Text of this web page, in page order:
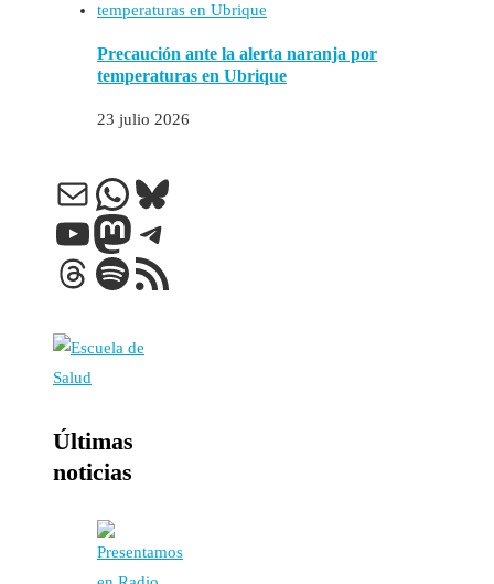
Precaución ante la alerta naranja por
temperaturas en Ubrique
23 julio 2026
Correo electrónico
WhatsApp
Bluesky
YouTube
Mastodon
Telegram
Threads
Spotify
Feed RSS
Últimas
noticias